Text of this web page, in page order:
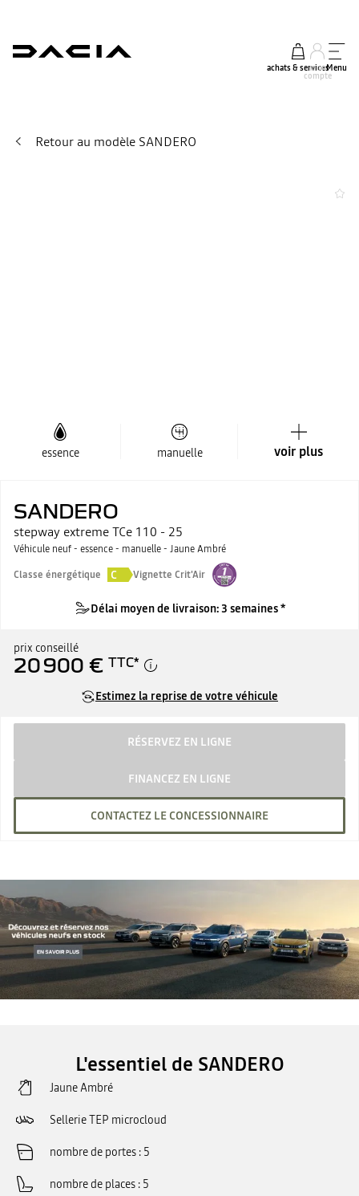
achats & services
mon
compte
Menu
Retour au modèle SANDERO
essence manuelle voir plus
SANDERO
stepway extreme TCe 110 - 25
Véhicule neuf - essence - manuelle - Jaune Ambré
Classe énergétique
C Vignette Crit'Air
Délai moyen de livraison: 3 semaines *
prix conseillé
20 900 € TTC*
Estimez la reprise de votre véhicule
RÉSERVEZ EN LIGNE
FINANCEZ EN LIGNE
CONTACTEZ LE CONCESSIONNAIRE
L'essentiel de SANDERO
Jaune Ambré
Sellerie TEP microcloud
nombre de portes 5
nombre de places 5